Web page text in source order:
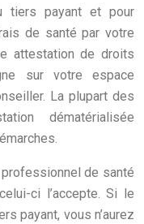
tiers payant et pour
de santé par votre
attestation de droits
sur votre espace
La plupart des
dématérialisée
de santé
ci l’accepte. Si le
payant, vous n’aurez